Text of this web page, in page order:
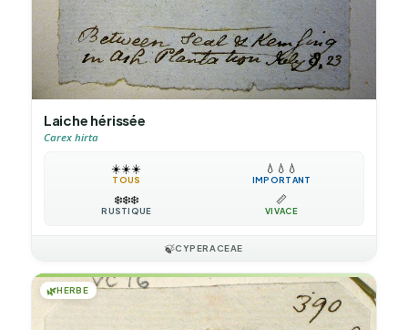
Laiche hérissée
Carex hirta
☀️☀️☀️
TOUS
💧 💧 💧
IMPORTANT
❄️❄️❄️
RUSTIQUE
📏
VIVACE
🍃CYPERACEAE
🌿HERBE